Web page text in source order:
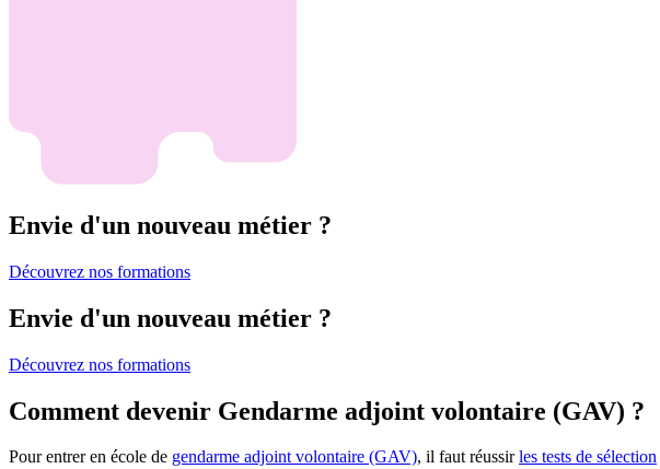
Envie d'un nouveau métier ?
Découvrez nos formations
Envie d'un nouveau métier ?
Découvrez nos formations
Comment devenir Gendarme adjoint volontaire (GAV) ?
Pour entrer en école de gendarme adjoint volontaire (GAV), il faut réussirles tests de sélection